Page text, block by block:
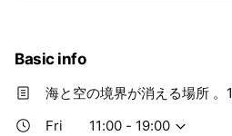
Basic info
海と空の境界が消える場所 。
Fri
11:00 - 19:00